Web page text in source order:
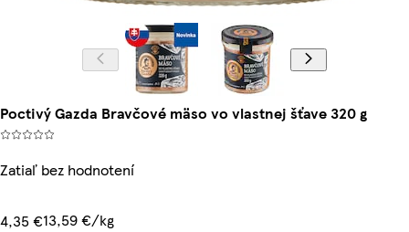
Poctivý Gazda Bravčové mäso vo vlastnej šťave 320 g
Zatiaľ bez hodnotení
4,35 €13,59 €/kg